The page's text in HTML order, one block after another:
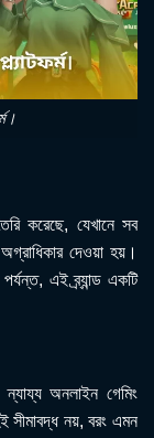
করেছে, যেখানে সব
দেওয়া হয়।
এই ব্র্যান্ড একটি
অনলাইন গেমিং
সীমাবদ্ধ নয়, বরং এমন